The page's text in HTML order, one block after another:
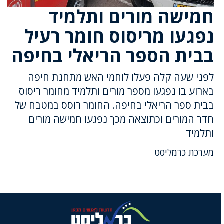
חמישה מורים ותלמיד
נפגעו מריסוס חומר רעיל
בבית הספר הריאלי בחיפה
לפני שעה קלה פעלו לוחמי האש מתחנת חיפה
בארוע בו נפגעו מספר מורים ותלמיד מחומר ריסוס
בבית ספר הריאלי בחיפה. החומר רוסס במטבח של
חדר המורים וכתוצאה מכך נפגעו חמישה מורים
ותלמיד
מערכת כרמליסט